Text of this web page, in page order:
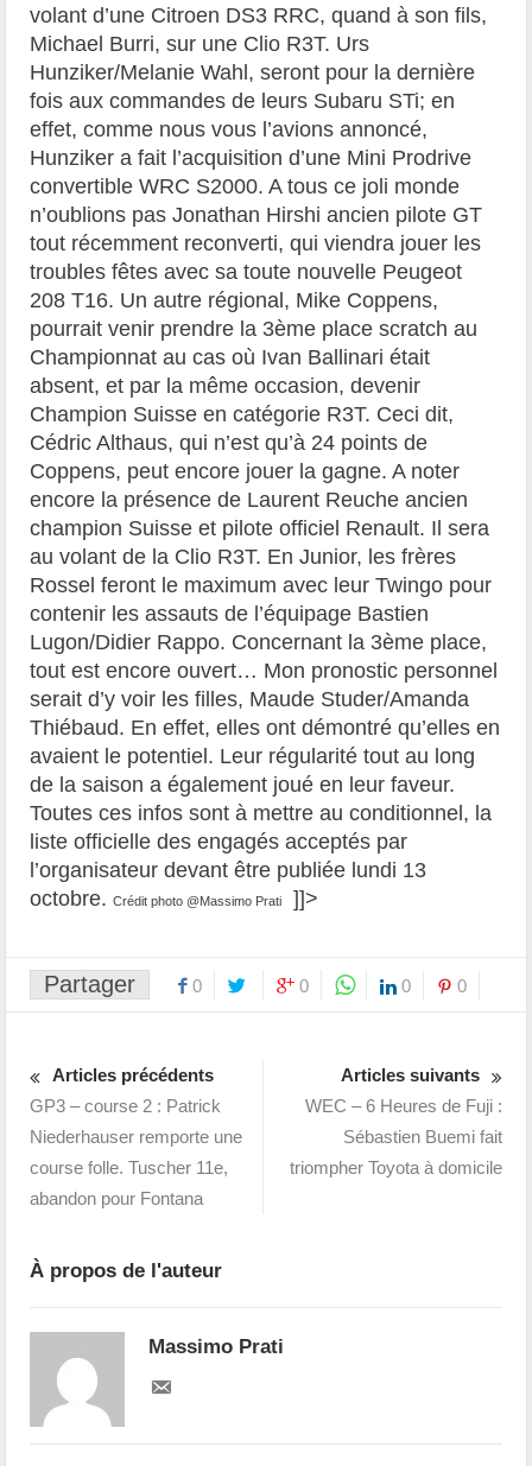
volant d’une Citroen DS3 RRC, quand à son fils,
Michael Burri, sur une Clio R3T. Urs
Hunziker/Melanie Wahl, seront pour la dernière
fois aux commandes de leurs Subaru STi; en
effet, comme nous vous l’avions annoncé,
Hunziker a fait l’acquisition d’une Mini Prodrive
convertible WRC S2000. A tous ce joli monde
n’oublions pas Jonathan Hirshi ancien pilote GT
tout récemment reconverti, qui viendra jouer les
troubles fêtes avec sa toute nouvelle Peugeot
208 T16. Un autre régional, Mike Coppens,
pourrait venir prendre la 3ème place scratch au
Championnat au cas où Ivan Ballinari était
absent, et par la même occasion, devenir
Champion Suisse en catégorie R3T. Ceci dit,
Cédric Althaus, qui n’est qu’à 24 points de
Coppens, peut encore jouer la gagne. A noter
encore la présence de Laurent Reuche ancien
champion Suisse et pilote officiel Renault. Il sera
au volant de la Clio R3T. En Junior, les frères
Rossel feront le maximum avec leur Twingo pour
contenir les assauts de l’équipage Bastien
Lugon/Didier Rappo. Concernant la 3ème place,
tout est encore ouvert… Mon pronostic personnel
serait d’y voir les filles, Maude Studer/Amanda
Thiébaud. En effet, elles ont démontré qu’elles en
avaient le potentiel. Leur régularité tout au long
de la saison a également joué en leur faveur.
Toutes ces infos sont à mettre au conditionnel, la
liste officielle des engagés acceptés par
l’organisateur devant être publiée lundi 13
octobre.Crédit photo @Massimo Prati ]]>
Partager 0 0 0 0
Articles précédents
GP3 – course 2 : Patrick
Niederhauser remporte une
course folle. Tuscher 11e,
abandon pour Fontana
Articles suivants
WEC – 6 Heures de Fuji :
Sébastien Buemi fait
triompher Toyota à domicile
À propos de l'auteur
Massimo Prati